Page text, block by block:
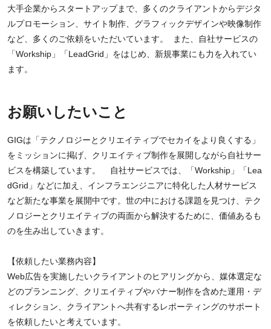
大手企業からスタートアップまで、多くのクライアントからデジタ
ルプロモーション、サイト制作、グラフィックデザインや映像制作
など、多くのご依頼をいただいています。 また、自社サービスの
「Workship」「LeadGrid」をはじめ、新規事業にも力を入れてい
ます。
お願いしたいこと
GIGは「テクノロジーとクリエイティブでセカイをより良くする」
をミッションに掲げ、クリエイティブ制作を展開しながら自社サー
ビスを構築しています。 自社サービスでは、「Workship」「Lea
dGrid」などに加え、インフラエンジニアに特化した人材サービス
など新たな事業を展開中です。世の中における課題を見つけ、テク
ノロジーとクリエイティブの両面から解決するために、価値あるも
のを生み出していきます。
【依頼したい業務内容】
Web広告を実施したいクライアントのヒアリングから、媒体選定な
どのプランニング、クリエイティブやバナー制作を含めた運用・デ
ィレクション、クライアントへ共有するレポーティングのサポート
を依頼したいと考えています。